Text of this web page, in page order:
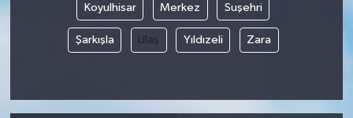
Koyulhisar Merkez Suşehri
Şarkışla Ulaş Yıldızeli Zara